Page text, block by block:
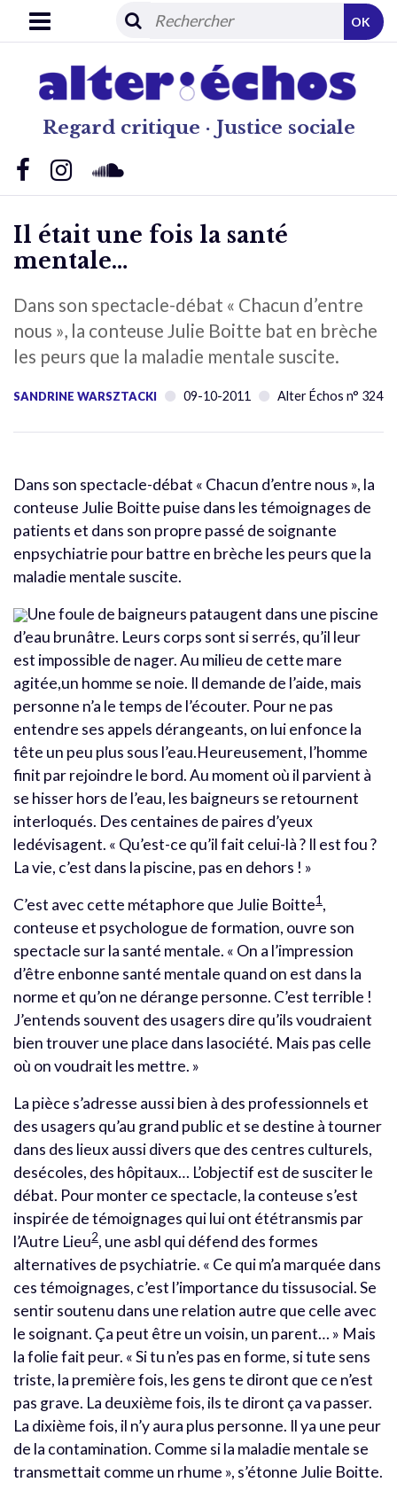
Regard critique · Justice sociale
OK
Il était une fois la santé
mentale…
Dans son spectacle-débat « Chacun d’entre
nous », la conteuse Julie Boitte bat en brèche
les peurs que la maladie mentale suscite.
SANDRINE WARSZTACKI 09-10-2011 Alter Échos n° 324
Dans son spectacle-débat « Chacun d’entre nous », la
conteuse Julie Boitte puise dans les témoignages de
patients et dans son propre passé de soignante
enpsychiatrie pour battre en brèche les peurs que la
maladie mentale suscite.
Une foule de baigneurs pataugent dans une piscine
d’eau brunâtre. Leurs corps sont si serrés, qu’il leur
est impossible de nager. Au milieu de cette mare
agitée,un homme se noie. Il demande de l’aide, mais
personne n’a le temps de l’écouter. Pour ne pas
entendre ses appels dérangeants, on lui enfonce la
tête un peu plus sous l’eau.Heureusement, l’homme
finit par rejoindre le bord. Au moment où il parvient à
se hisser hors de l’eau, les baigneurs se retournent
interloqués. Des centaines de paires d’yeux
ledévisagent. « Qu’est-ce qu’il fait celui-là ? Il est fou ?
La vie, c’est dans la piscine, pas en dehors ! »
C’est avec cette métaphore que Julie Boitte1 ,
conteuse et psychologue de formation, ouvre son
spectacle sur la santé mentale. « On a l’impression
d’être enbonne santé mentale quand on est dans la
norme et qu’on ne dérange personne. C’est terrible !
J’entends souvent des usagers dire qu’ils voudraient
bien trouver une place dans lasociété. Mais pas celle
où on voudrait les mettre. »
La pièce s’adresse aussi bien à des professionnels et
des usagers qu’au grand public et se destine à tourner
dans des lieux aussi divers que des centres culturels,
desécoles, des hôpitaux… L’objectif est de susciter le
débat. Pour monter ce spectacle, la conteuse s’est
inspirée de témoignages qui lui ont ététransmis par
l’Autre Lieu2, une asbl qui défend des formes
alternatives de psychiatrie. « Ce qui m’a marquée dans
ces témoignages, c’est l’importance du tissusocial. Se
sentir soutenu dans une relation autre que celle avec
le soignant. Ça peut être un voisin, un parent… » Mais
la folie fait peur. « Si tu n’es pas en forme, si tute sens
triste, la première fois, les gens te diront que ce n’est
pas grave. La deuxième fois, ils te diront ça va passer.
La dixième fois, il n’y aura plus personne. Il ya une peur
de la contamination. Comme si la maladie mentale se
transmettait comme un rhume », s’étonne Julie Boitte.